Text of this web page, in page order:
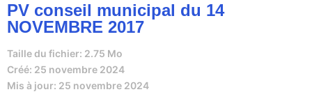
PV conseil municipal du 14
NOVEMBRE 2017
Taille du fichier: 2.75 Mo
Créé: 25 novembre 2024
Mis à jour: 25 novembre 2024